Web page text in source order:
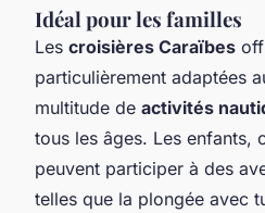
Idéal pour les familles
Les croisières Caraïbes
particulièrement adaptées
multitude de activités
tous les âges. Les enfants,
peuvent participer à des
telles que la plongée avec